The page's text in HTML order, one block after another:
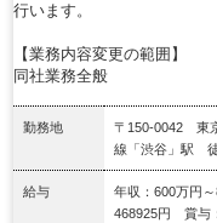
行います。
【業務内容変更の範囲】
同社業務全般
勤務地
〒150-0042 東
線「渋谷」駅
給与
年収：600万円
468925円 賞与